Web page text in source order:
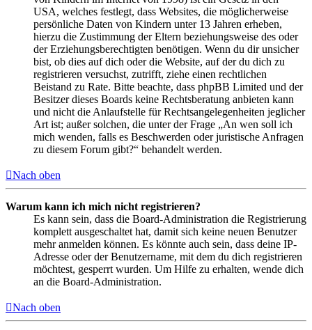
USA, welches festlegt, dass Websites, die möglicherweise
persönliche Daten von Kindern unter 13 Jahren erheben,
hierzu die Zustimmung der Eltern beziehungsweise des oder
der Erziehungsberechtigten benötigen. Wenn du dir unsicher
bist, ob dies auf dich oder die Website, auf der du dich zu
registrieren versuchst, zutrifft, ziehe einen rechtlichen
Beistand zu Rate. Bitte beachte, dass phpBB Limited und der
Besitzer dieses Boards keine Rechtsberatung anbieten kann
und nicht die Anlaufstelle für Rechtsangelegenheiten jeglicher
Art ist; außer solchen, die unter der Frage „An wen soll ich
mich wenden, falls es Beschwerden oder juristische Anfragen
zu diesem Forum gibt?“ behandelt werden.
Nach oben
Warum kann ich mich nicht registrieren?
Es kann sein, dass die Board-Administration die Registrierung
komplett ausgeschaltet hat, damit sich keine neuen Benutzer
mehr anmelden können. Es könnte auch sein, dass deine IP-
Adresse oder der Benutzername, mit dem du dich registrieren
möchtest, gesperrt wurden. Um Hilfe zu erhalten, wende dich
an die Board-Administration.
Nach oben